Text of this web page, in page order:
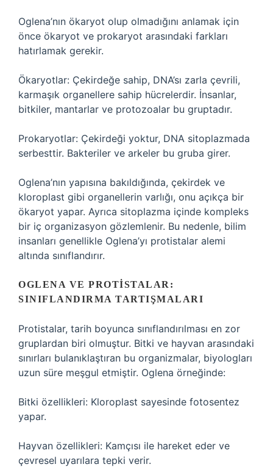
Oglena’nın ökaryot olup olmadığını anlamak için
önce ökaryot ve prokaryot arasındaki farkları
hatırlamak gerekir.
Ökaryotlar: Çekirdeğe sahip, DNA’sı zarla çevrili,
karmaşık organellere sahip hücrelerdir. İnsanlar,
bitkiler, mantarlar ve protozoalar bu gruptadır.
Prokaryotlar: Çekirdeği yoktur, DNA sitoplazmada
serbesttir. Bakteriler ve arkeler bu gruba girer.
Oglena’nın yapısına bakıldığında, çekirdek ve
kloroplast gibi organellerin varlığı, onu açıkça bir
ökaryot yapar. Ayrıca sitoplazma içinde kompleks
bir iç organizasyon gözlemlenir. Bu nedenle, bilim
insanları genellikle Oglena’yı protistalar alemi
altında sınıflandırır.
OGLENA VE PROTISTALAR:
SINIFLANDIRMA TARTIŞMALARI
Protistalar, tarih boyunca sınıflandırılması en zor
gruplardan biri olmuştur. Bitki ve hayvan arasındaki
sınırları bulanıklaştıran bu organizmalar, biyologları
uzun süre meşgul etmiştir. Oglena örneğinde:
Bitki özellikleri: Kloroplast sayesinde fotosentez
yapar.
Hayvan özellikleri: Kamçısı ile hareket eder ve
çevresel uyarılara tepki verir.